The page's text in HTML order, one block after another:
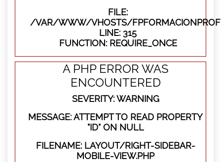
FILE:
/VAR/WWW/VHOSTS/
LINE: 315
FUNCTION: REQUIRE_ONCE
A PHP ERROR WAS
ENCOUNTERED
SEVERITY: WARNING
MESSAGE: ATTEMPT TO READ PROPERTY
"ID" ON NULL
FILENAME: LAYOUT/RIGHT-SIDEBAR-
MOBILE-VIEW.PHP